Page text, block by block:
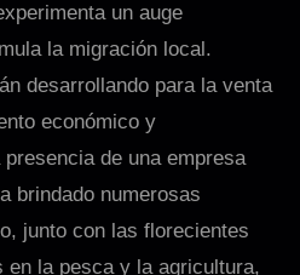
un auge
la migración local.
desarrollando para la venta
económico y
de una empresa
brindado numerosas
junto con las florecientes
la pesca y la agricultura,